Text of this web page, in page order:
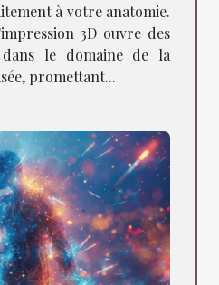
à votre anatomie.
3D ouvre des
dans le domaine de la
promettant...